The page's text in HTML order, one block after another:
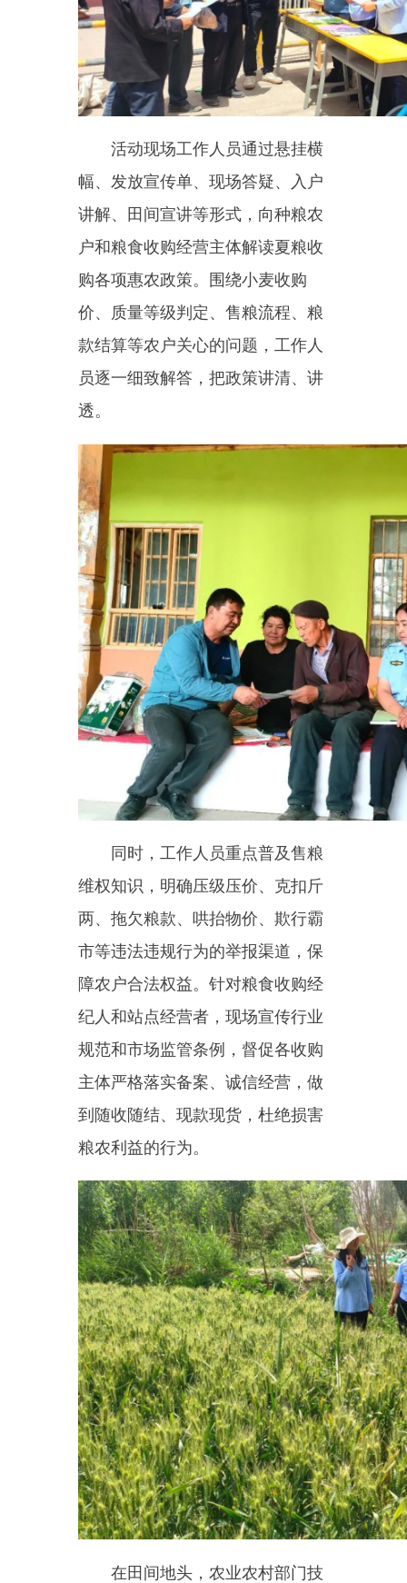
活动现场工作人员通过悬挂横
幅、发放宣传单、现场答疑、入户
讲解、田间宣讲等形式，向种粮农
户和粮食收购经营主体解读夏粮收
购各项惠农政策。围绕小麦收购
价、质量等级判定、售粮流程、粮
款结算等农户关心的问题，工作人
员逐一细致解答，把政策讲清、讲
同时，工作人员重点普及售粮
维权知识，明确压级压价、克扣斤
两、拖欠粮款、哄抬物价、欺行霸
市等违法违规行为的举报渠道，保
障农户合法权益。针对粮食收购经
纪人和站点经营者，现场宣传行业
主体严格落实备案、诚信经营，做
到随收随结、现款现货，杜绝损害
粮农利益的行为。
在田间地头，农业农村部门技
术人员在田间指导农户做好小麦晾
晒、除杂、储存等工作，帮助提升
粮食品质、实现增产增收。市场监
管和发改部门同步摸排收购市场情
况，排查风险隐患，营造公平、有
序、放心的夏粮收购环境。